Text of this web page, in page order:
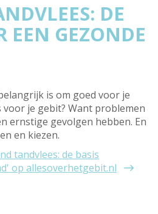
DE
EEN GEZONDE
is om goed voor je
je gebit? Want problemen
ernstige gevolgen hebben. En
en kiezen.
tandvlees: de basis
op allesoverhetgebit.nl